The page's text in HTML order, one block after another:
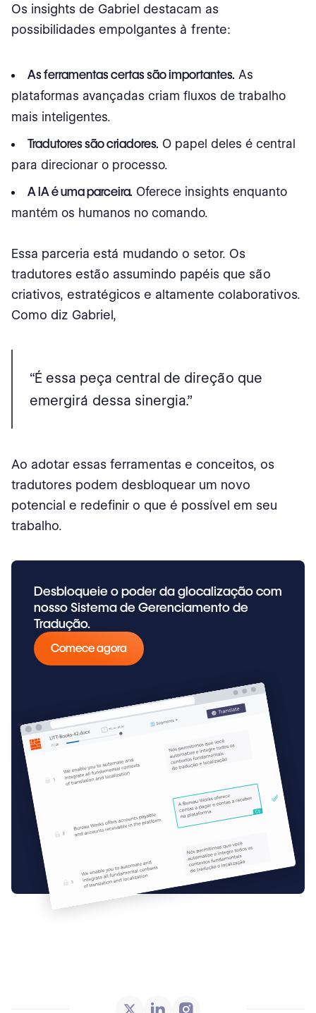
Os insights de Gabriel destacam as
possibilidades empolgantes à frente:
As ferramentas certas são importantes. As
plataformas avançadas criam fluxos de trabalho
mais inteligentes.
Tradutores são criadores. O papel deles é central
para direcionar o processo.
A IA é uma parceira. Oferece insights enquanto
mantém os humanos no comando.
Essa parceria está mudando o setor. Os
tradutores estão assumindo papéis que são
criativos, estratégicos e altamente colaborativos.
Como diz Gabriel,
“É essa peça central de direção que
emergirá dessa sinergia.”
Ao adotar essas ferramentas e conceitos, os
tradutores podem desbloquear um novo
potencial e redefinir o que é possível em seu
trabalho.
Desbloqueie o poder da glocalização com
nosso Sistema de Gerenciamento de
Tradução.
Comece agora